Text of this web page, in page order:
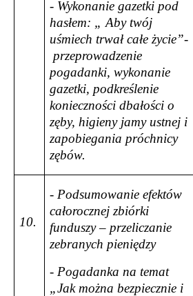
- Wykonanie gazetki pod
hasłem: „ Aby twój
uśmiech trwał całe życie”-
przeprowadzenie
pogadanki, wykonanie
gazetki, podkreślenie
konieczności dbałości o
zęby, higieny jamy ustnej i
zapobiegania próchnicy
zębów.
10.
- Podsumowanie efektów
całorocznej zbiórki
funduszy – przeliczanie
zebranych pieniędzy
- Pogadanka na temat
„Jak można bezpiecznie i